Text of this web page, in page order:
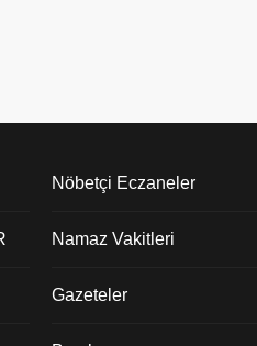
Nöbetçi Eczaneler
Namaz Vakitleri
Gazeteler